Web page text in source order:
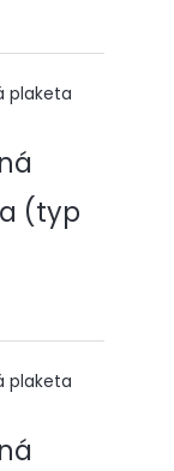
(typ